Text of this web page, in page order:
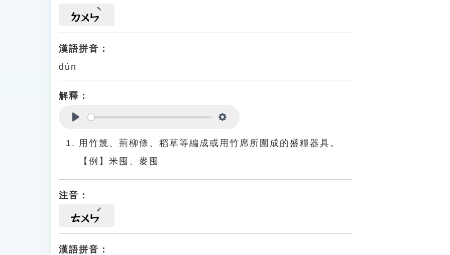
ㄉㄨㄣ
漢語拼音：
dùn
解釋：
用竹篾、荊柳條、稻草等編成或用竹席所圍成的盛糧器具。
【例】米囤、麥囤
注音：
ㄊㄨㄣ
漢語拼音：